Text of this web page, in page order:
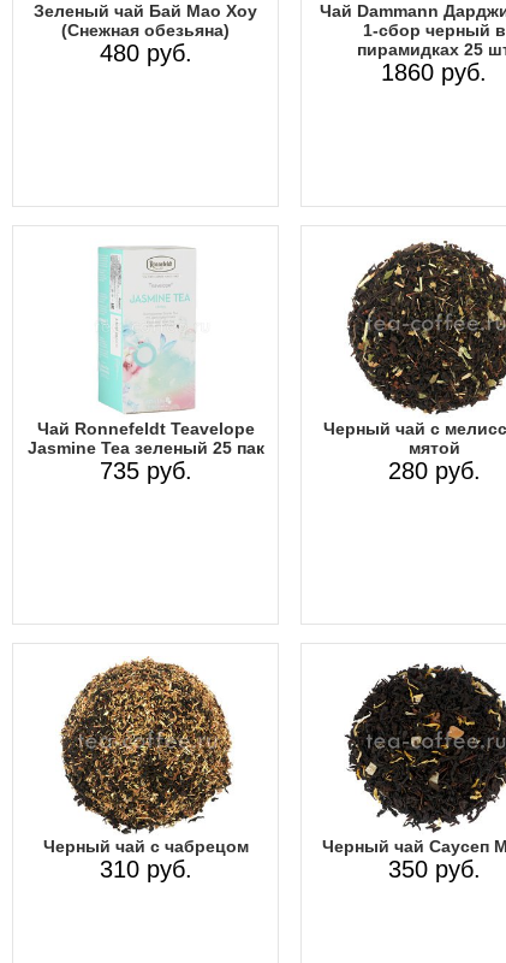
Зеленый чай Бай Мао Хоу
(Снежная обезьяна)
480 руб.
Чай Dammann
1-сбор черный в
пирамидках 25
1860 руб.
Чай Ronnefeldt Teavelope
Jasmine Tea зеленый 25 пак
735 руб.
Черный чай с
мятой
280 руб.
Черный чай с чабрецом
310 руб.
Черный чай Саусеп
350 руб.